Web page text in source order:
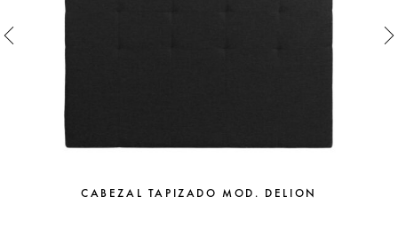
CABEZAL TAPIZADO MOD. DELION